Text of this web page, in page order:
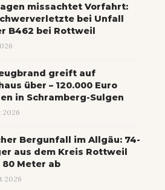
missachtet Vorfahrt:
bei Unfall
B462 bei Rottweil
greift auf
über – 120.000 Euro
in Schramberg-Sulgen
2026
Bergunfall im Allgäu: 74-
aus dem Kreis Rottweil
Meter ab
2026